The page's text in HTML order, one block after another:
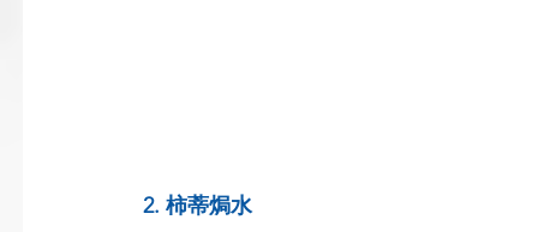
2. 柿蒂焗水